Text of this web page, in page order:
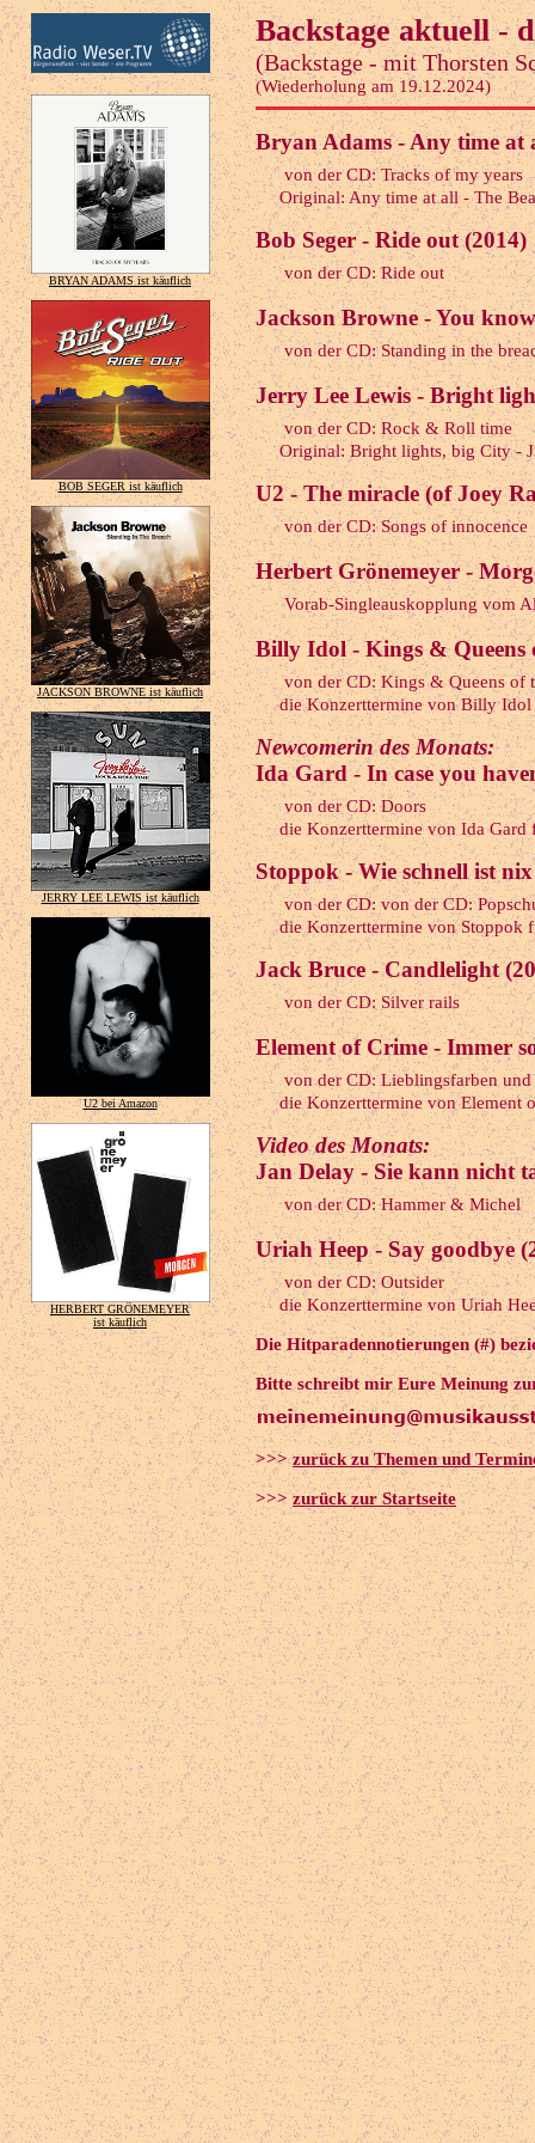
BRYAN ADAMS ist käuflich
BOB SEGER ist käuflich
JACKSON BROWNE ist käuflich
JERRY LEE LEWIS ist käuflich
U2 bei Amazon
HERBERT GRÖNEMEYER
ist käuflich
Backstage aktuell -
(Backstage - mit Thorsten
(Wiederholung am 19.12.2024)
Bryan Adams - Any time at
von der CD: Tracks of my years
Original: Any time at all - The
Bob Seger - Ride out (2014)
von der CD: Ride out
Jackson Browne - You
von der CD: Standing in the
Jerry Lee Lewis - Bright
von der CD: Rock & Roll time
Original: Bright lights, big City -
U2 - The miracle (of Joey
von der CD: Songs of innocence
Herbert Grönemeyer -
Vorab-Singleauskopplung vom
Billy Idol - Kings & Queens
von der CD: Kings & Queens of
die Konzerttermine von Billy Idol
Newcomerin des Monats:
Ida Gard - In case you
von der CD: Doors
die Konzerttermine von Ida Gard
Stoppok - Wie schnell ist
von der CD: von der CD:
die Konzerttermine von Stoppok
Jack Bruce - Candlelight
von der CD: Silver rails
Element of Crime - Immer
von der CD: Lieblingsfarben und
die Konzerttermine von Element
Video des Monats:
Jan Delay - Sie kann nicht
von der CD: Hammer & Michel
Uriah Heep - Say goodbye
von der CD: Outsider
die Konzerttermine von Uriah
Die Hitparadennotierungen (#)
Bitte schreibt mir Eure Meinung
>>>zurück zu Themen und
>>>zurück zur Startseite